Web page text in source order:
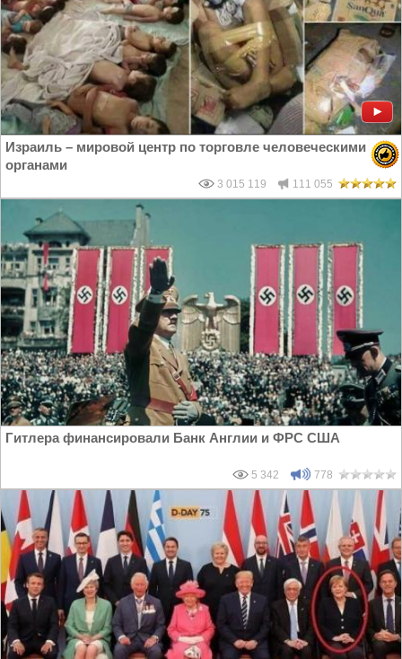
Израиль – мировой центр по торговле человеческими
органами
3 015 119 111 055
Гитлера финансировали Банк Англии и ФРС США
5 342 778